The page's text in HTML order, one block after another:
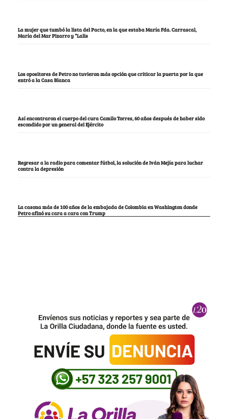
La mujer que tumbó la lista del Pacto, en la que estaba María Fda. Carrascal,
María del Mar Pizarro y “Lalis
Los opositores de Petro no tuvieron más opción que criticar la puerta por la que
entró a la Casa Blanca
Así encontraron el cuerpo del cura Camilo Torres, 60 años después de haber sido
escondido por un general del Ejército
Regresar a la radio para comentar fútbol, la solución de Iván Mejía para luchar
contra la depresión
La casona más de 100 años de la embajada de Colombia en Washington donde
Petro afinó su cara a cara con Trump